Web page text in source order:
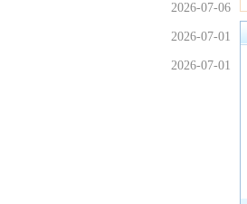
2026-07-06
2026-07-01
2026-07-01